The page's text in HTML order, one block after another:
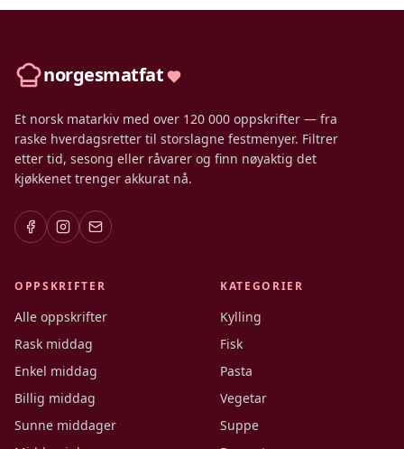
norgesmatfat
Et norsk matarkiv med over 120 000 oppskrifter — fra
raske hverdagsretter til storslagne festmenyer. Filtrer
etter tid, sesong eller råvarer og finn nøyaktig det
kjøkkenet trenger akkurat nå.
OPPSKRIFTER
Alle oppskrifter
Rask middag
Enkel middag
Billig middag
Sunne middager
KATEGORIER
Kylling
Fisk
Pasta
Vegetar
Suppe